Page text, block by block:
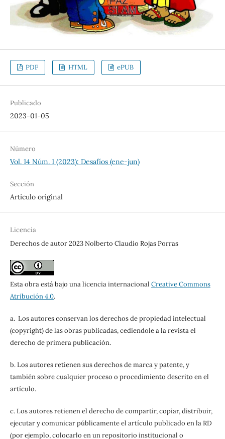
PDF HTML ePUB
Publicado
2023-01-05
Número
Vol. 14 Núm. 1 (2023): Desafíos (ene-jun)
Sección
Artículo original
Licencia
Derechos de autor 2023 Nolberto Claudio Rojas Porras
Esta obra está bajo una licencia internacional Creative Commons
Atribución 4.0.
a. Los autores conservan los derechos de propiedad intelectual
(copyright) de las obras publicadas, cediendole a la revista el
derecho de primera publicación.
b. Los autores retienen sus derechos de marca y patente, y
también sobre cualquier proceso o procedimiento descrito en el
artículo.
c. Los autores retienen el derecho de compartir, copiar, distribuir,
ejecutar y comunicar públicamente el artículo publicado en la RD
(por ejemplo, colocarlo en un repositorio institucional o